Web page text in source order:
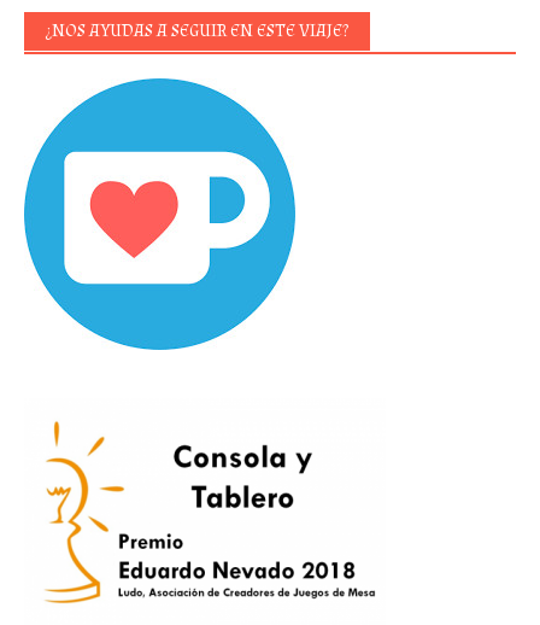
¿NOS AYUDAS A SEGUIR EN ESTE VIAJE?